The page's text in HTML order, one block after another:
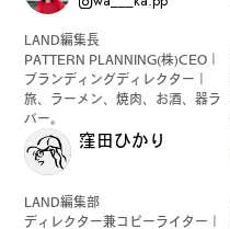
LAND編集長
PATTERN PLANNING(株)CEO｜
ブランディングディレクター｜
旅、ラーメン、焼肉、お酒、器ラ
バー。
窪田ひかり
LAND編集部
ディレクター兼コピーライター｜